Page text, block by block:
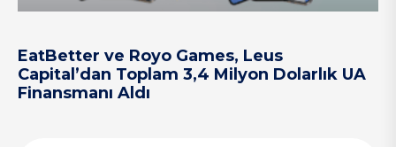
EatBetter ve Royo Games, Leus
Capital’dan Toplam 3,4 Milyon Dolarlık UA
Finansmanı Aldı